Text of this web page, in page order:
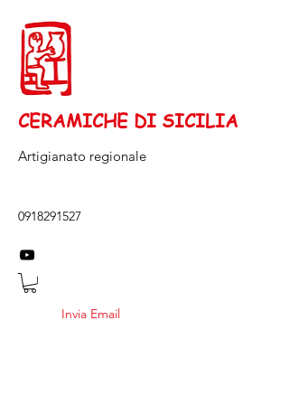
CERAMICHE DI SICILIA
Artigianato regionale
0918291527
Invia Email